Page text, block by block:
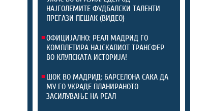
НАЈГОЛЕМИТЕ ФУДБАЛСКИ ТАЛЕНТИ
ПРЕГАЗИ ПЕШАК (ВИДЕО)
ОФИЦИЈАЛНО: РЕАЛ МАДРИД ГО
КОМПЛЕТИРА НАЈСКАПИОТ ТРАНСФЕР
ВО КЛУПСКАТА ИСТОРИЈА!
ШОК ВО МАДРИД: БАРСЕЛОНА САКА ДА
МУ ГО УКРАДЕ ПЛАНИРАНОТО
ЗАСИЛУВАЊЕ НА РЕАЛ